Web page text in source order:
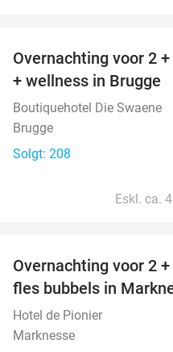
Overnachting voor 2
+ wellness in Brugge
Boutiquehotel Die Swaene
Brugge
Solgt: 208
Eskl. ca.
Overnachting voor 2
fles bubbels in
Hotel de Pionier
Marknesse